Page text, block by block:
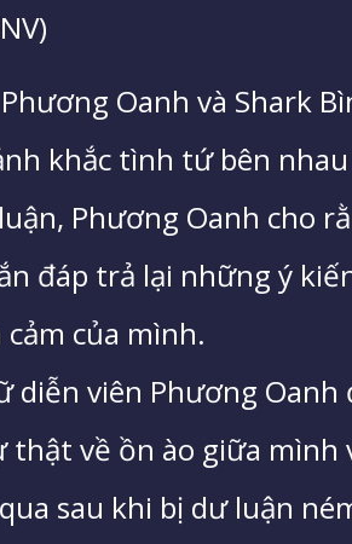
Oanh và Shark
khắc tình tứ bên
Phương Oanh cho
đáp trả lại những ý
của mình.
diễn viên Phương
thật về ồn ào giữa mình
sau khi bị dư luận